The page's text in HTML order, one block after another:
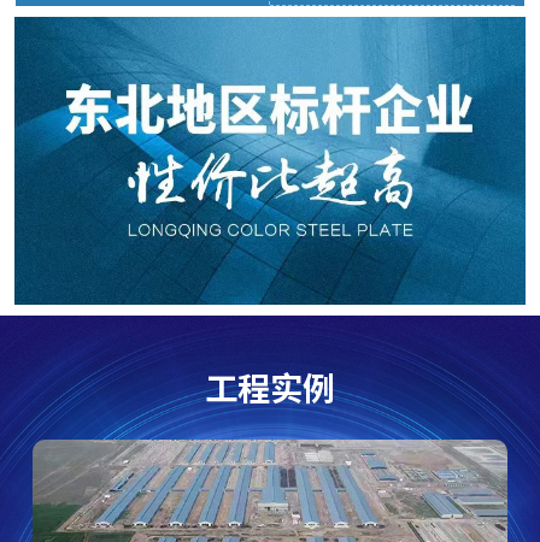
司已通过安全、质量、环境、HSE 管理体系认证，拥有多
项知识产权专利。
龙庆钢构集团的服务领域涵盖：工业厂房、畜牧、乳
品行业、仓储冷链物流、石油化工、医药食品加工、桥
梁、物流、高铁站房、机场航站楼、超高层建筑、学校、
医院、住宅、场馆、酒店、办公写字楼及城市综合体等各
类项目。
工程实例